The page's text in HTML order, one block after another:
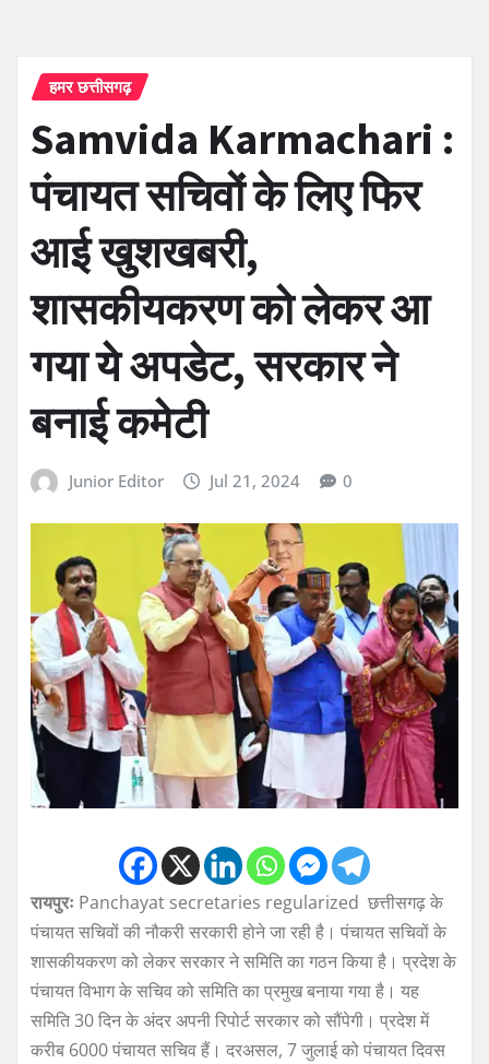
हमर छत्तीसगढ़
Samvida Karmachari :
पंचायत सचिवों के लिए फिर
आई खुशखबरी,
शासकीयकरण को लेकर आ
गया ये अपडेट, सरकार ने
बनाई कमेटी
Junior Editor Jul 21, 2024 0
रायपुरः Panchayat secretaries regularized छत्तीसगढ़ के
पंचायत सचिवों की नौकरी सरकारी होने जा रही है। पंचायत सचिवों के
शासकीयकरण को लेकर सरकार ने समिति का गठन किया है। प्रदेश के
पंचायत विभाग के सचिव को समिति का प्रमुख बनाया गया है। यह
समिति 30 दिन के अंदर अपनी रिपोर्ट सरकार को सौंपेगी। प्रदेश में
करीब 6000 पंचायत सचिव हैं। दरअसल, 7 जुलाई को पंचायत दिवस